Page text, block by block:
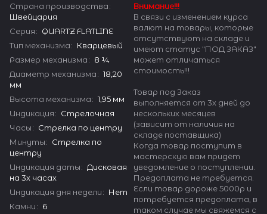
Страна производства:
Швейцария
Серия: QUARTZ FLATLINE
Тип механизма: Кварцевый
Размер механизма: 8 ¼
Диаметр механизма: 18,20
мм
Высота механизма: 1,95 мм
Индикация: Стрелочная
Часы: Стрелка по центру
Минуты: Стрелка по
центру
Индикация даты: Дисковая
на 3х часах
Индикация дня недели: Нет
Камни: 6
Внимание!!!
В связи с изменением курса
валют на товары, которые
отсутствуют на складе и
имеют статус "ПОД ЗАКАЗ"
может отличаться
стоимость!!!
Товар под Заказ
выполняется от 3х дней до
нескольких месяцев
(зависит от наличия на
складе поставщика)
Когда товар поступит в
мастерскую вам придёт
уведомление о поступлении.
Предоплата не требуется.
Если товар дороже 5000р и
потребуется предоплата, в
таком случае мы свяжемся с